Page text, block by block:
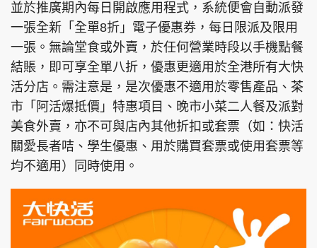
並於推廣期內每日開啟應用程式，系統便會自動派發
一張全新「全單8折」電子優惠券，每日限派及限用
一張。無論堂食或外賣，於任何營業時段以手機點餐
結賬，即可享全單八折，優惠更適用於全港所有大快
活分店。需注意是，是次優惠不適用於零售產品、茶
市「阿活爆抵價」特惠項目、晚市小菜二人餐及派對
美食外賣，亦不可與店內其他折扣或套票（如：快活
關愛長者咭、學生優惠、用於購買套票或使用套票等
均不適用）同時使用。